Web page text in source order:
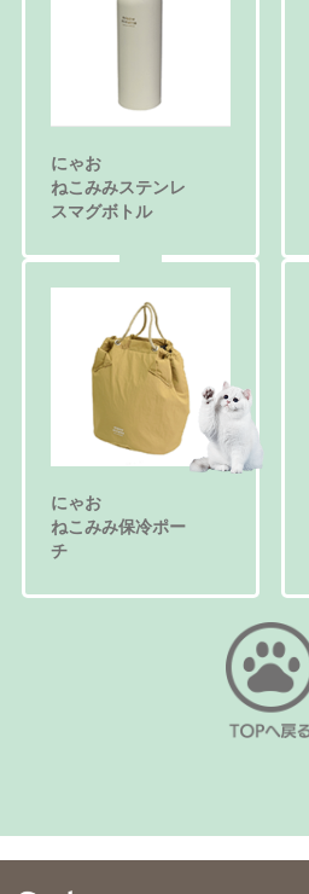
にゃお
ねこみみステンレ
スマグボトル
にゃお
ねこみみ保冷ポー
チ